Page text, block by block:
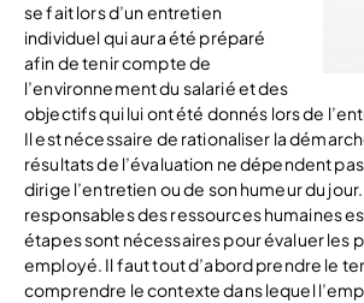
se fait lors d’un entretien
individuel qui aura été préparé
afin de tenir compte de
l’environnement du salarié et des
objectifs qui lui ont été donnés lors de
Il est nécessaire de rationaliser la
résultats de l’évaluation ne dépendent
dirige l’entretien ou de son humeur du
responsables des ressources humaines
étapes sont nécessaires pour évaluer les
employé. Il faut tout d’abord prendre le
comprendre le contexte dans lequel